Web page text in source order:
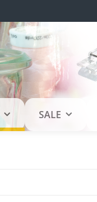
SALE